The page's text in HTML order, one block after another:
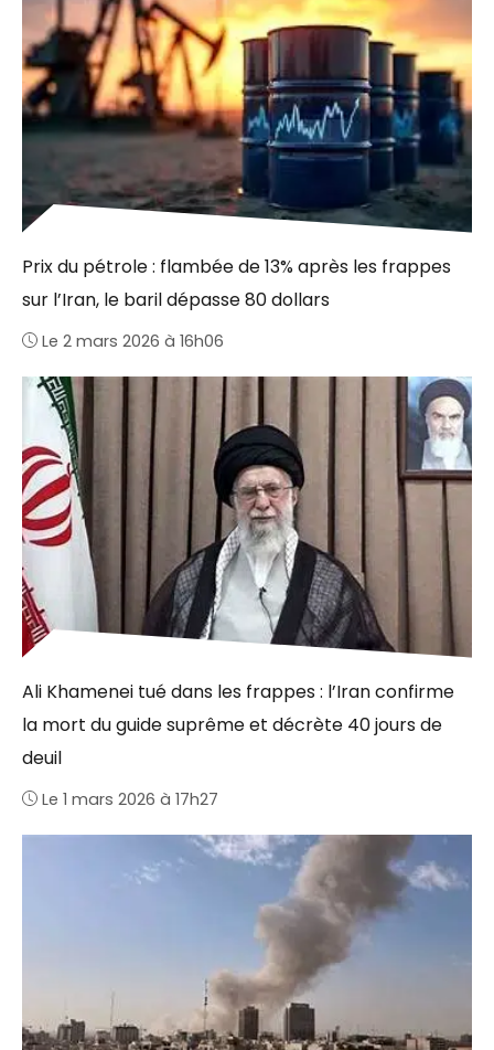
Prix du pétrole : flambée de 13% après les frappes
sur l’Iran, le baril dépasse 80 dollars
Le 2 mars 2026 à 16h06
Ali Khamenei tué dans les frappes : l’Iran confirme
la mort du guide suprême et décrète 40 jours de
deuil
Le 1 mars 2026 à 17h27